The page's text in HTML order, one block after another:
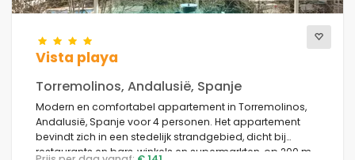
Vista playa
Torremolinos, Andalusië, Spanje
Modern en comfortabel appartement in Torremolinos,
Andalusië, Spanje voor 4 personen. Het appartement
bevindt zich in een stedelijk strandgebied, dicht bij
restaurants en bars, winkels en supermarkten, op 200 m